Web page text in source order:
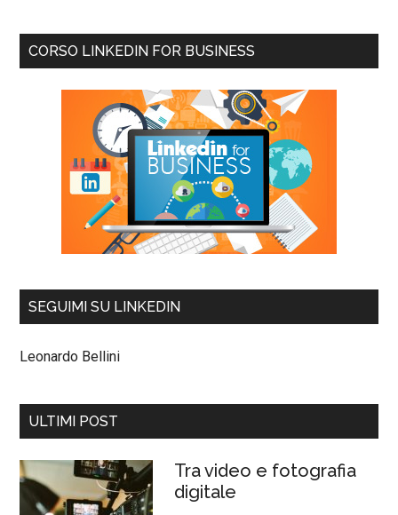
CORSO LINKEDIN FOR BUSINESS
SEGUIMI SU LINKEDIN
Leonardo Bellini
ULTIMI POST
Tra video e fotografia
digitale